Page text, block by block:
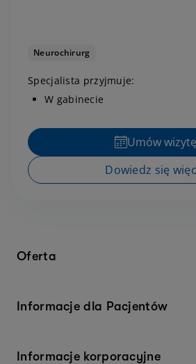
Neurochirurg
Specjalista przyjmuje:
W gabinecie
Umów wizytę
Dowiedz się
Oferta
Informacje dla Pacjentów
Informacje korporacyjne